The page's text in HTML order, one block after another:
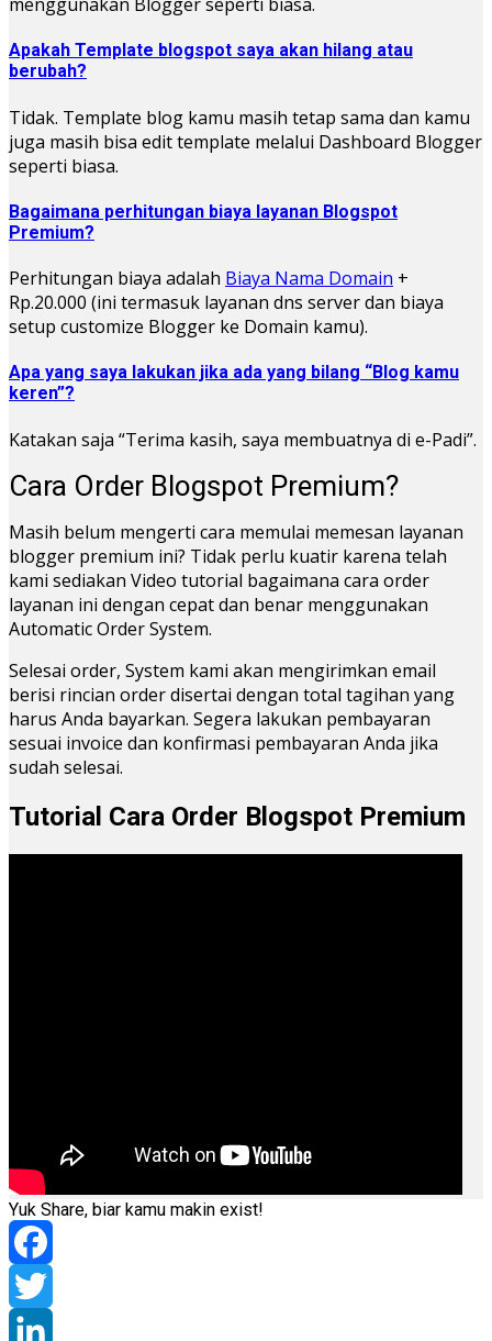
Apakah Template blogspot saya akan hilang atau
berubah?
Tidak. Template blog kamu masih tetap sama dan kamu
juga masih bisa edit template melalui Dashboard Blogger
seperti biasa.
Bagaimana perhitungan biaya layanan Blogspot
Premium?
Perhitungan biaya adalah Biaya Nama Domain +
Rp.20.000 (ini termasuk layanan dns server dan biaya
setup customize Blogger ke Domain kamu).
Apa yang saya lakukan jika ada yang bilang “Blog kamu
keren”?
Katakan saja “Terima kasih, saya membuatnya di e-Padi”.
Cara Order Blogspot Premium?
Masih belum mengerti cara memulai memesan layanan
blogger premium ini? Tidak perlu kuatir karena telah
kami sediakan Video tutorial bagaimana cara order
layanan ini dengan cepat dan benar menggunakan
Automatic Order System.
Selesai order, System kami akan mengirimkan email
berisi rincian order disertai dengan total tagihan yang
harus Anda bayarkan. Segera lakukan pembayaran
sesuai invoice dan konfirmasi pembayaran Anda jika
sudah selesai.
Tutorial Cara Order Blogspot Premium
Yuk Share, biar kamu makin exist!
Facebook
Twitter